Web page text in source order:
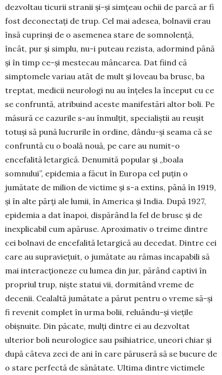
dezvoltau ticurii stranii și-și simțeau ochii de parcă ar fi
fost deconectați de trup. Cel mai adesea, bolnavii erau
însă cu­prinși de o asemenea stare de somnolență,
încât, pur și simplu, nu-i puteau rezista, adormind până
și în timp ce-și mestecau mâncarea. Dat fiind că
simptomele variau atât de mult și loveau ba brusc, ba
treptat, medicii neurologi nu au înțeles la început cu ce
se confruntă, atribuind aceste ma­nifestări altor boli. Pe
măsură ce cazurile s-au în­mulțit, specialiștii au reușit
totuși să pună lucrurile în ordine, dându-și seama că se
confruntă cu o boală nouă, pe care au numit-o
encefalită letar­gică. Denumită popular și „boala
somnului”, epidemia a făcut în Europa cel puțin o
jumătate de milion de victime și s-a extins, până în 1919,
și în alte părți ale lumii, în America și India. După 1927,
epidemia a dat înapoi, dispărând la fel de brusc și de
inexplicabil cum apăruse. Aproximativ o treime dintre
cei bolnavi de encefalită letargică au decedat. Dintre cei
care au supraviețuit, o jumătate au rămas incapabili să
mai interacționeze cu lumea din jur, părând captivi în
propriul trup, niște statui vii, dormitând vreme de
decenii. Cea­laltă jumătate a părut pentru o vreme să-și
fi re­venit complet în urma bolii, reluându-și viețile
obișnuite. Din păcate, mulți dintre ei au dezvoltat
ulterior boli neurologice sau psihiatrice, uneori chiar și
după câteva zeci de ani în care păruseră să se bucure de
o stare perfectă de sănătate. Ulti­ma dintre victimele